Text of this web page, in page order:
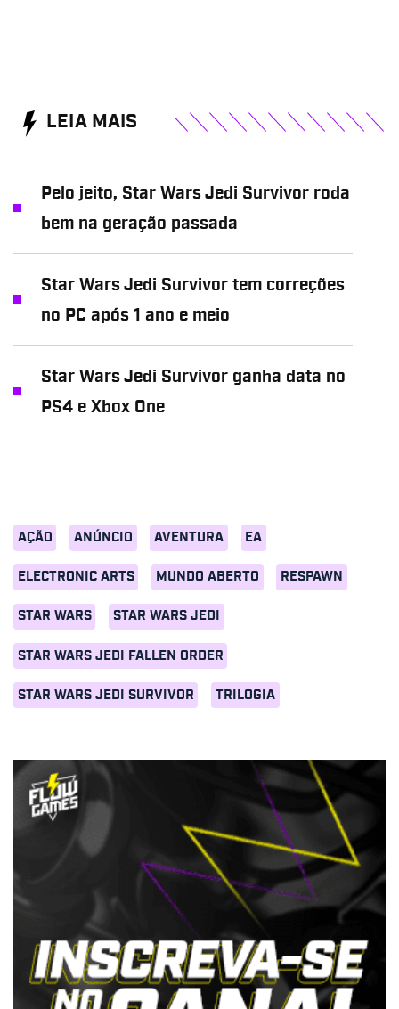
AÇÃO ANÚNCIO AVENTURA EA
ELECTRONIC ARTS MUNDO ABERTO RESPAWN
STAR WARS STAR WARS JEDI
STAR WARS JEDI FALLEN ORDER
STAR WARS JEDI SURVIVOR TRILOGIA
LEIA MAIS
Pelo jeito, Star Wars Jedi Survivor roda
bem na geração passada
Star Wars Jedi Survivor tem correções
no PC após 1 ano e meio
Star Wars Jedi Survivor ganha data no
PS4 e Xbox One